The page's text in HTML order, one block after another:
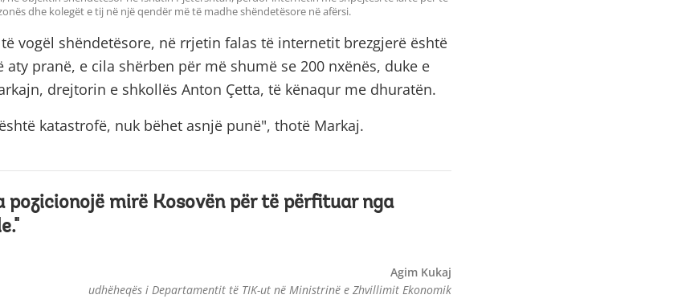
dhe kolegët e tij në një qendër më të madhe shëndetësore në afërsi.
vogël shëndetësore, në rrjetin falas të internetit brezgjerë është
pranë, e cila shërben për më shumë se 200 nxënës, duke e
drejtorin e shkollës Anton Çetta, të kënaqur me dhuratën.
katastrofë, nuk bëhet asnjë punë", thotë Markaj.
pozicionojë mirë Kosovën për të përfituar nga
Agim Kukaj
udhëheqës i Departamentit të TIK-ut në Ministrinë e Zhvillimit Ekonomik